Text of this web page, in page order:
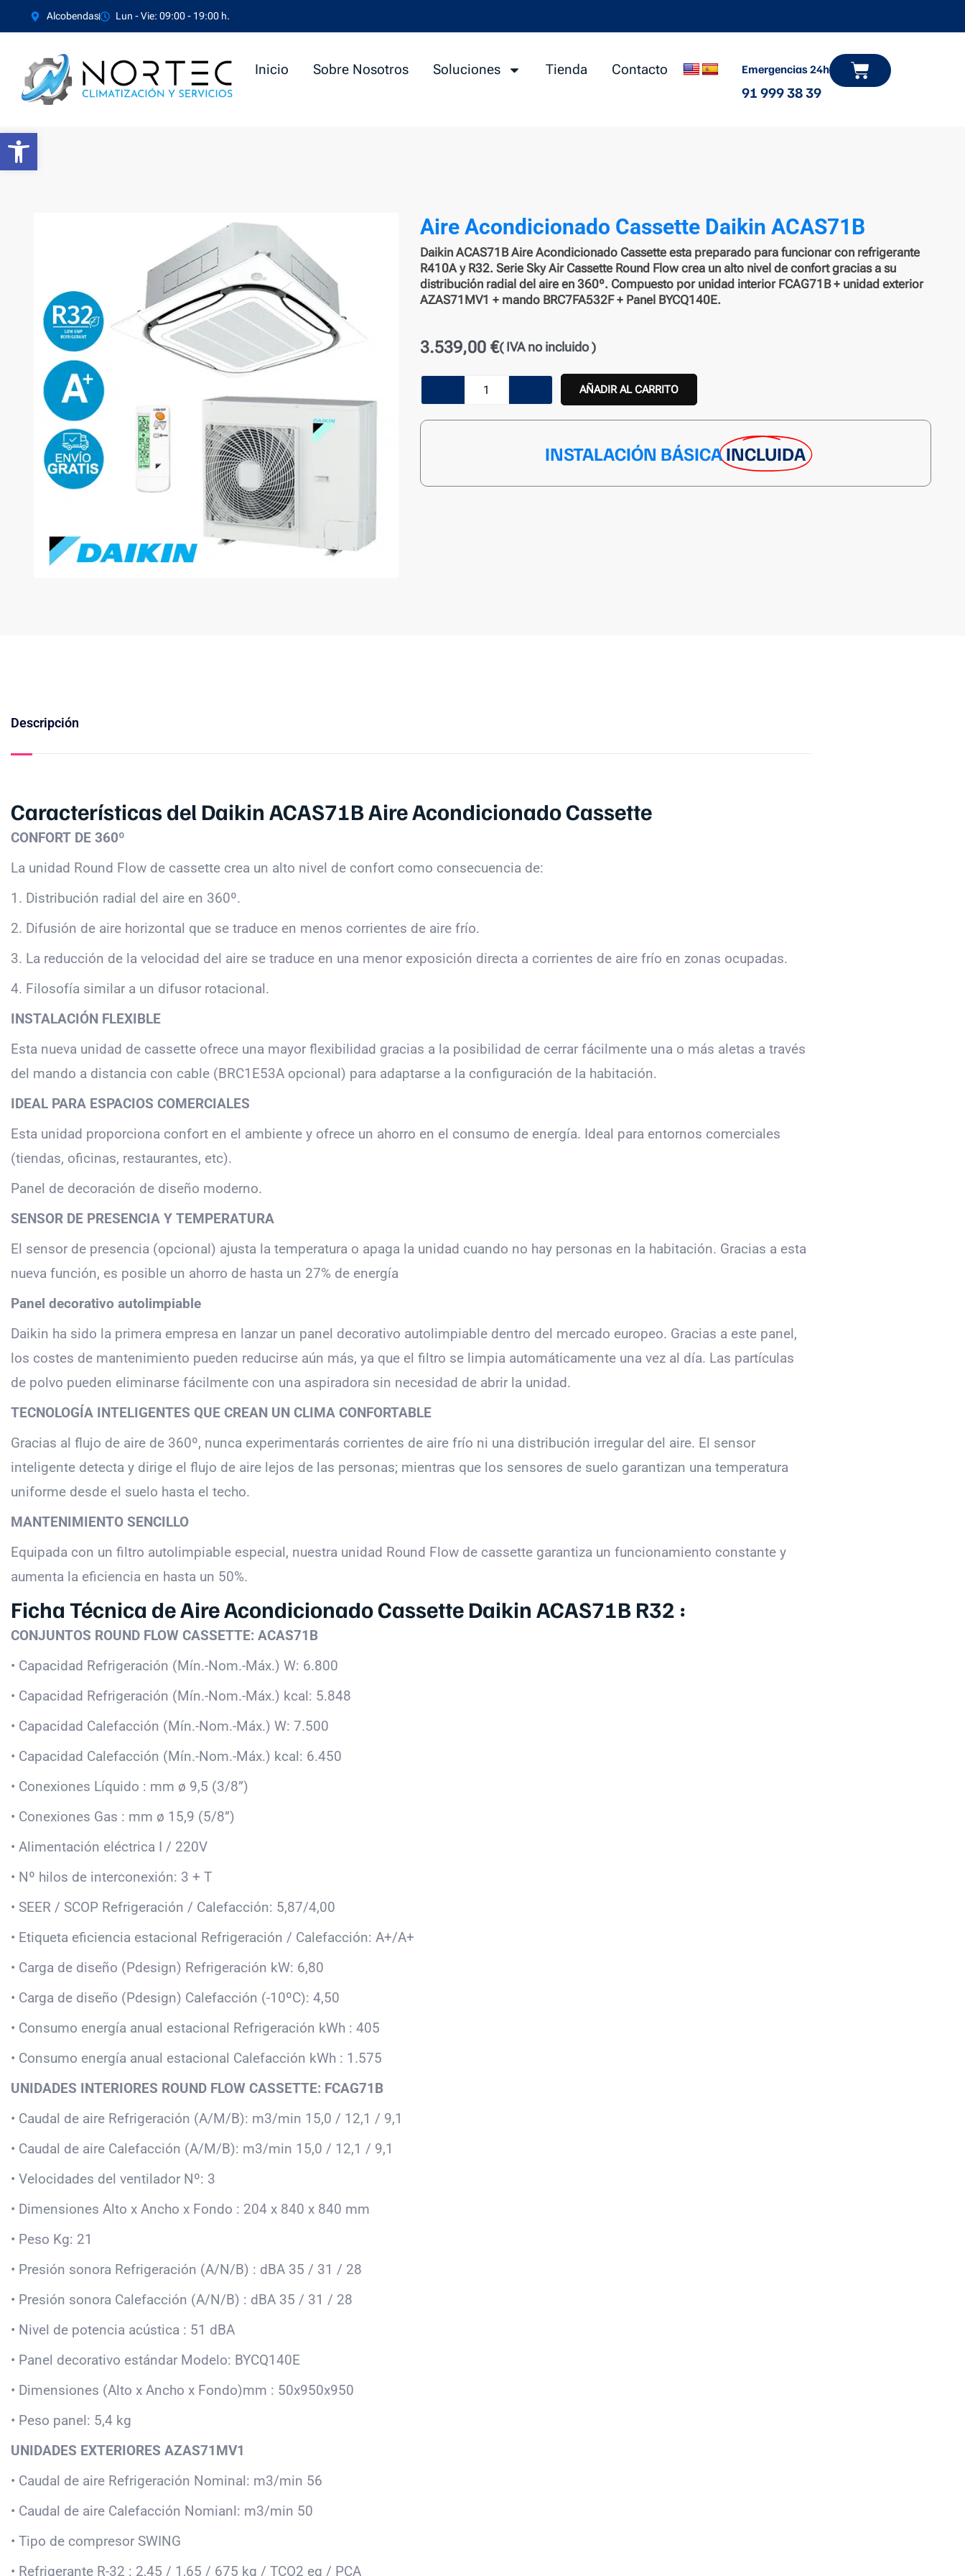
Abrir barra de herramientas
al
contenido
Alcobendas Lun - Vie: 09:00 - 19:00 h.
Inicio Sobre Nosotros Soluciones Tienda Contacto Emergencias 24h
91 999 38 39
Carrito
Aire Acondicionado Cassette Daikin ACAS71B
Daikin ACAS71B Aire Acondicionado Cassette esta preparado para funcionar con refrigerante
R410A y R32. Serie Sky Air Cassette Round Flow crea un alto nivel de confort gracias a su
distribución radial del aire en 360º. Compuesto por unidad interior FCAG71B + unidad exterior
AZAS71MV1 + mando BRC7FA532F + Panel BYCQ140E.
3.539,00 €( IVA no incluido )
Aire
Acondicionado
ACAS71B
AÑADIR AL CARRITO
INSTALACIÓN BÁSICAINCLUIDA
Descripción
Características del Daikin ACAS71B Aire Acondicionado Cassette
CONFORT DE 360º
La unidad Round Flow de cassette crea un alto nivel de confort como consecuencia de:
1. Distribución radial del aire en 360º.
2. Difusión de aire horizontal que se traduce en menos corrientes de aire frío.
3. La reducción de la velocidad del aire se traduce en una menor exposición directa a corrientes de aire frío en zonas ocupadas.
4. Filosofía similar a un difusor rotacional.
INSTALACIÓN FLEXIBLE
Esta nueva unidad de cassette ofrece una mayor flexibilidad gracias a la posibilidad de cerrar fácilmente una o más aletas a través
del mando a distancia con cable (BRC1E53A opcional) para adaptarse a la configuración de la habitación.
IDEAL PARA ESPACIOS COMERCIALES
Esta unidad proporciona confort en el ambiente y ofrece un ahorro en el consumo de energía. Ideal para entornos comerciales
(tiendas, oficinas, restaurantes, etc).
Panel de decoración de diseño moderno.
SENSOR DE PRESENCIA Y TEMPERATURA
El sensor de presencia (opcional) ajusta la temperatura o apaga la unidad cuando no hay personas en la habitación. Gracias a esta
nueva función, es posible un ahorro de hasta un 27% de energía
Panel decorativo autolimpiable
Daikin ha sido la primera empresa en lanzar un panel decorativo autolimpiable dentro del mercado europeo. Gracias a este panel,
los costes de mantenimiento pueden reducirse aún más, ya que el filtro se limpia automáticamente una vez al día. Las partículas
de polvo pueden eliminarse fácilmente con una aspiradora sin necesidad de abrir la unidad.
TECNOLOGÍA INTELIGENTES QUE CREAN UN CLIMA CONFORTABLE
Gracias al flujo de aire de 360º, nunca experimentarás corrientes de aire frío ni una distribución irregular del aire. El sensor
inteligente detecta y dirige el flujo de aire lejos de las personas; mientras que los sensores de suelo garantizan una temperatura
uniforme desde el suelo hasta el techo.
MANTENIMIENTO SENCILLO
Equipada con un filtro autolimpiable especial, nuestra unidad Round Flow de cassette garantiza un funcionamiento constante y
aumenta la eficiencia en hasta un 50%.
Ficha Técnica de Aire Acondicionado Cassette Daikin ACAS71B R32 :
CONJUNTOS ROUND FLOW CASSETTE: ACAS71B
• Capacidad Refrigeración (Mín.-Nom.-Máx.) W: 6.800
• Capacidad Refrigeración (Mín.-Nom.-Máx.) kcal: 5.848
• Capacidad Calefacción (Mín.-Nom.-Máx.) W: 7.500
• Capacidad Calefacción (Mín.-Nom.-Máx.) kcal: 6.450
• Conexiones Líquido : mm ø 9,5 (3/8”)
• Conexiones Gas : mm ø 15,9 (5/8”)
• Alimentación eléctrica I / 220V
• Nº hilos de interconexión: 3 + T
• SEER / SCOP Refrigeración / Calefacción: 5,87/4,00
• Etiqueta eficiencia estacional Refrigeración / Calefacción: A+/A+
• Carga de diseño (Pdesign) Refrigeración kW: 6,80
• Carga de diseño (Pdesign) Calefacción (-10ºC): 4,50
• Consumo energía anual estacional Refrigeración kWh : 405
• Consumo energía anual estacional Calefacción kWh : 1.575
UNIDADES INTERIORES ROUND FLOW CASSETTE: FCAG71B
• Caudal de aire Refrigeración (A/M/B): m3/min 15,0 / 12,1 / 9,1
• Caudal de aire Calefacción (A/M/B): m3/min 15,0 / 12,1 / 9,1
• Velocidades del ventilador Nº: 3
• Dimensiones Alto x Ancho x Fondo : 204 x 840 x 840 mm
• Peso Kg: 21
• Presión sonora Refrigeración (A/N/B) : dBA 35 / 31 / 28
• Presión sonora Calefacción (A/N/B) : dBA 35 / 31 / 28
• Nivel de potencia acústica : 51 dBA
• Panel decorativo estándar Modelo: BYCQ140E
• Dimensiones (Alto x Ancho x Fondo)mm : 50x950x950
• Peso panel: 5,4 kg
UNIDADES EXTERIORES AZAS71MV1
• Caudal de aire Refrigeración Nominal: m3/min 56
• Caudal de aire Calefacción Nomianl: m3/min 50
• Tipo de compresor SWING
• Refrigerante R-32 : 2,45 / 1,65 / 675 kg / TCO2 eq / PCA